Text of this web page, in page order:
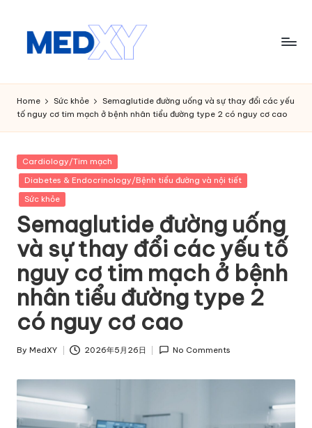
M
e
d
x
y
A
I
Home Sức khỏe
Semaglutide đường uống và sự thay đổi các yếu
tố nguy cơ tim mạch ở bệnh nhân tiểu đường type 2 có nguy cơ cao
Posted
in
Cardiology/Tim mạch
Diabetes & Endocrinology/Bệnh tiểu đường và nội tiết
Sức khỏe
Semaglutide đường uống
và sự thay đổi các yếu tố
nguy cơ tim mạch ở bệnh
nhân tiểu đường type 2
có nguy cơ cao
Posted
By MedXY 2026年5月26日 No Comments